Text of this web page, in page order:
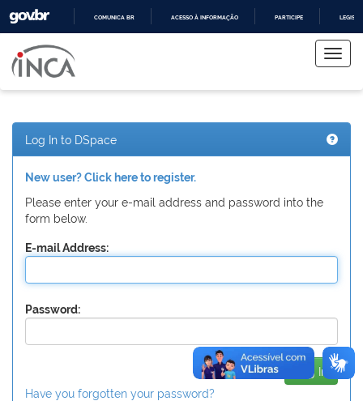
COMUNICA BR ACESSO À INFORMAÇÃO PARTICIPE
navigation
Log In to DSpace
New user? Click here to register.
Please enter your e-mail address and password into the
form below.
E-mail Address:
Password:
Have you forgotten your password?